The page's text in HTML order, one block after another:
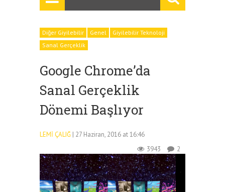
Diğer Giyilebilir Genel
Giyilebilir Teknoloji
Sanal Gerçeklik
Google Chrome’da
Sanal Gerçeklik
Dönemi Başlıyor
LEMI ÇALIĞ | 27 Haziran, 2016 at 16:46
3943
2